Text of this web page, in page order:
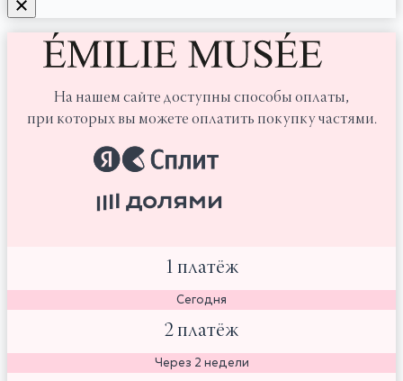
На нашем сайте доступны способы оплаты,
при которых вы можете оплатить покупку частями.
1 платёж
Сегодня
2 платёж
Через 2 недели